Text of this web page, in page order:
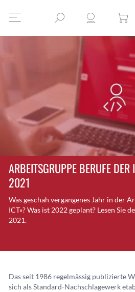
ARBEITSGRUPPE BERUFE
2021
Was geschah vergangenes Jahr in der
ICT»? Was ist 2022 geplant? Lesen Sie
2021.
Das seit 1986 regelmässig publizierte
sich als Standard-Nachschlagewerk